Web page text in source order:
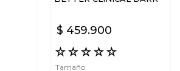
$ 459.900
☆☆☆☆☆
Tamaño